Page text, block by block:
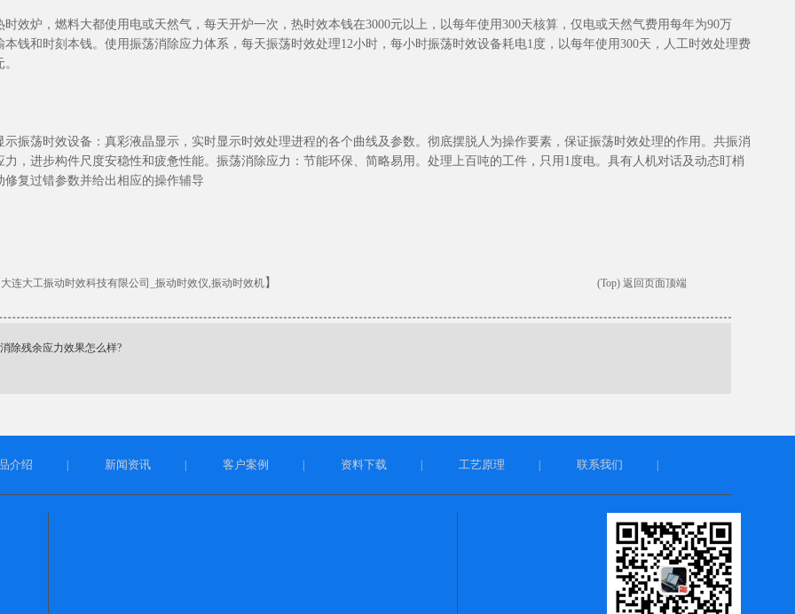
时效炉，燃料大都使用电或天然气，每天开炉一次，热时效本钱在3000元以上，以每年使用300天核算，仅电或天然气费用每年为90万
本钱和时刻本钱。使用振荡消除应力体系，每天振荡时效处理12小时，每小时振荡时效设备耗电1度，以每年使用300天，人工时效处理费
示振荡时效设备：真彩液晶显示，实时显示时效处理进程的各个曲线及参数。彻底摆脱人为操作要素，保证振荡时效处理的作用。共振消
力，进步构件尺度安稳性和疲惫性能。振荡消除应力：节能环保、简略易用。处理上百吨的工件，只用1度电。具有人机对话及动态盯梢
修复过错参数并给出相应的操作辅导
大连大工振动时效科技有限公司_振动时效仪,振动时效机 】 (Top) 返回页面顶端
除残余应力效果怎么样?
介绍 新闻资讯 客户案例 资料下载 工艺原理 联系我们